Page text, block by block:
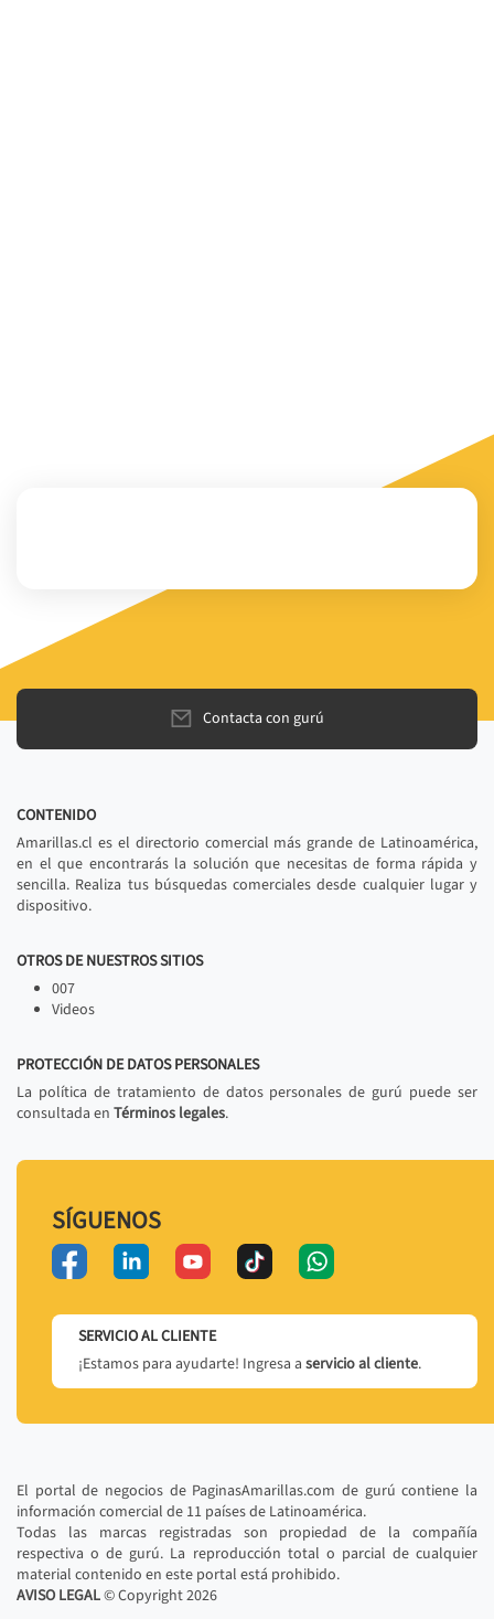
Contacta con gurú
CONTENIDO
Amarillas.cl es el directorio comercial más grande de Latinoamérica,
en el que encontrarás la solución que necesitas de forma rápida y
sencilla. Realiza tus búsquedas comerciales desde cualquier lugar y
dispositivo.
OTROS DE NUESTROS SITIOS
007
Videos
PROTECCIÓN DE DATOS PERSONALES
La política de tratamiento de datos personales de gurú puede ser
consultada en Términos legales.
SÍGUENOS
SERVICIO AL CLIENTE
¡Estamos para ayudarte! Ingresa a servicio al cliente.
El portal de negocios de PaginasAmarillas.com de gurú contiene la
información comercial de 11 países de Latinoamérica.
Todas las marcas registradas son propiedad de la compañía
respectiva o de gurú. La reproducción total o parcial de cualquier
material contenido en este portal está prohibido.
AVISO LEGAL© Copyright2026